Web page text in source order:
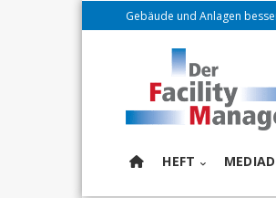
Gebäude und Anlagen
HEFT